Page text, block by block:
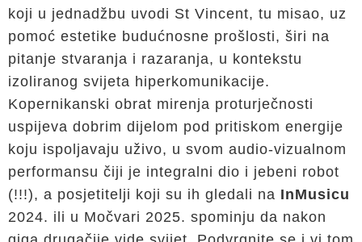
koji u jednadžbu uvodi St Vincent, tu misao, uz
pomoć estetike budućnosne prošlosti, širi na
pitanje stvaranja i razaranja, u kontekstu
izoliranog svijeta hiperkomunikacije.
Kopernikanski obrat mirenja proturječnosti
uspijeva dobrim dijelom pod pritiskom energije
koju ispoljavaju uživo, u svom audio-vizualnom
performansu čiji je integralni dio i jebeni robot
(!!!), a posjetitelji koji su ih gledali na InMusicu
2024. ili u Močvari 2025. spominju da nakon